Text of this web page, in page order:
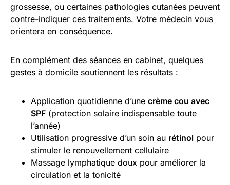
grossesse, ou certaines pathologies cutanées peuvent
contre-indiquer ces traitements. Votre médecin vous
orientera en conséquence.
En complément des séances en cabinet, quelques
gestes à domicile soutiennent les résultats :
Application quotidienne d’une crème cou avec
SPF (protection solaire indispensable toute
l’année)
Utilisation progressive d’un soin au rétinol pour
stimuler le renouvellement cellulaire
Massage lymphatique doux pour améliorer la
circulation et la tonicité